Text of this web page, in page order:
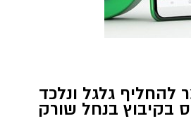
להחליף גלגל ונלכד
בקיבוץ בנחל שורק